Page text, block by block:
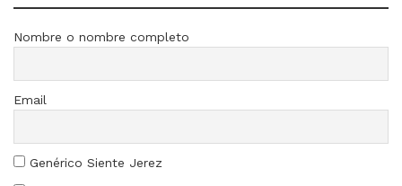
Nombre o nombre completo
Email
Genérico Siente Jerez